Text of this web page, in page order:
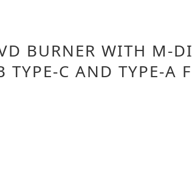
BURNER WITH M-
C AND TYPE-A